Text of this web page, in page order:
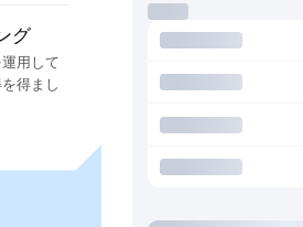
グ
用して
得まし